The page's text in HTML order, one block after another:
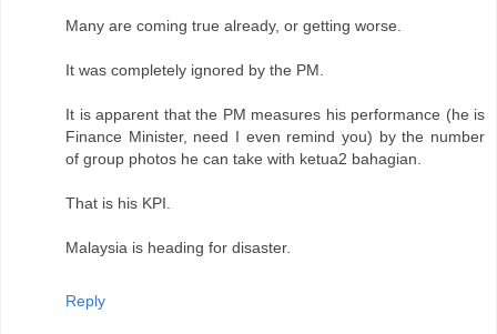
Many are coming true already, or getting worse.
It was completely ignored by the PM.
It is apparent that the PM measures his performance (he is
Finance Minister, need I even remind you) by the number
of group photos he can take with ketua2 bahagian.
That is his KPI.
Malaysia is heading for disaster.
Reply